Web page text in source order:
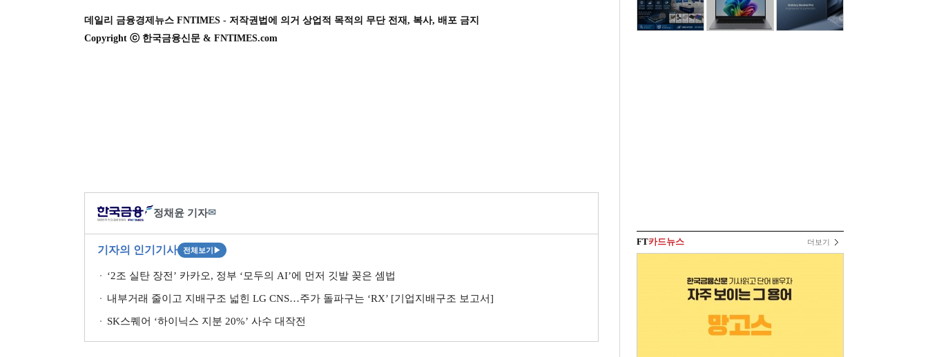
데일리 금융경제뉴스 FNTIMES - 저작권법에 의거 상업적 목적의 무단 전재, 복사, 배포 금지
Copyright ⓒ 한국금융신문 & FNTIMES.com
정채윤 기자✉
기자의 인기기사 전체보기 ▶
‘2조 실탄 장전’ 카카오, 정부 ‘모두의 AI’에 먼저 깃발 꽂은 셈법
내부거래 줄이고 지배구조 넓힌 LG CNS…주가 돌파구는 ‘RX’ [기업지배구조 보고서]
SK스퀘어 ‘하이닉스 지분 20%’ 사수 대작전
FT카드뉴스 더보기